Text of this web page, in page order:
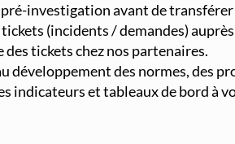
investigation avant de
(incidents / demandes)
des tickets chez nos partenaires.
développement des normes, des
indicateurs et tableaux de bord à